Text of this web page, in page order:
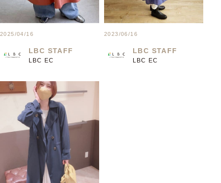
2025/04/16
LBC STAFF
LBC EC
2023/06/16
LBC STAFF
LBC EC